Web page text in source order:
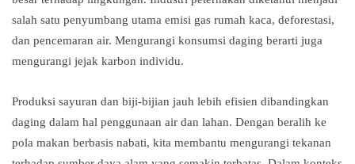
salah satu penyumbang utama emisi gas rumah kaca, deforestasi,
dan pencemaran air. Mengurangi konsumsi daging berarti juga
mengurangi jejak karbon individu.
Produksi sayuran dan biji-bijian jauh lebih efisien dibandingkan
daging dalam hal penggunaan air dan lahan. Dengan beralih ke
pola makan berbasis nabati, kita membantu mengurangi tekanan